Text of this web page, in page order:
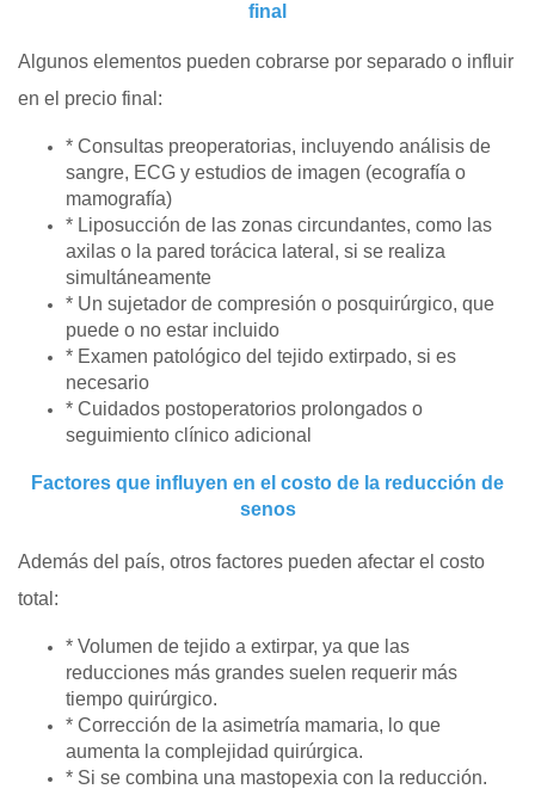
final
Algunos elementos pueden cobrarse por separado o influir
en el precio final:
* Consultas preoperatorias, incluyendo análisis de
sangre, ECG y estudios de imagen (ecografía o
mamografía)
* Liposucción de las zonas circundantes, como las
axilas o la pared torácica lateral, si se realiza
simultáneamente
* Un sujetador de compresión o posquirúrgico, que
puede o no estar incluido
* Examen patológico del tejido extirpado, si es
necesario
* Cuidados postoperatorios prolongados o
seguimiento clínico adicional
Factores que influyen en el costo de la reducción de
senos
Además del país, otros factores pueden afectar el costo
total:
* Volumen de tejido a extirpar, ya que las
reducciones más grandes suelen requerir más
tiempo quirúrgico.
* Corrección de la asimetría mamaria, lo que
aumenta la complejidad quirúrgica.
* Si se combina una mastopexia con la reducción.